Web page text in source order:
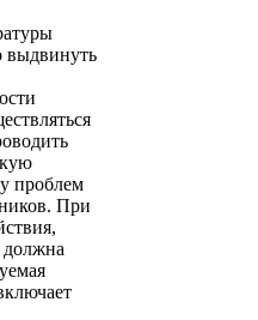
выдвинуть
проблем
При